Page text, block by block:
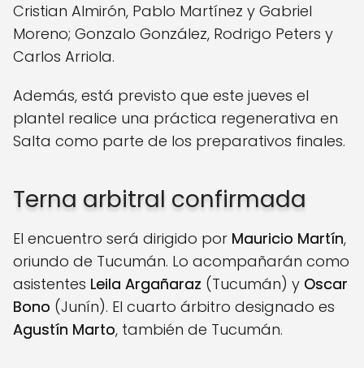
Cristian Almirón, Pablo Martínez y Gabriel
Moreno; Gonzalo González, Rodrigo Peters y
Carlos Arriola.
Además, está previsto que este jueves el
plantel realice una práctica regenerativa en
Salta como parte de los preparativos finales.
Terna arbitral confirmada
El encuentro será dirigido por Mauricio Martín,
oriundo de Tucumán. Lo acompañarán como
asistentes Leila Argañaraz (Tucumán) y Oscar
Bono (Junín). El cuarto árbitro designado es
Agustín Marto, también de Tucumán.